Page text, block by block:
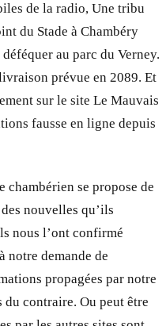
de la radio, Une tribu
du Stade à Chambéry
au parc du Verney.
prévue en 2089. Et
sur le site Le Mauvais
fausse en ligne depuis
chambérien se propose de
nouvelles qu’ils
nous l’ont confirmé
notre demande de
propagées par notre
du contraire. Ou peut être